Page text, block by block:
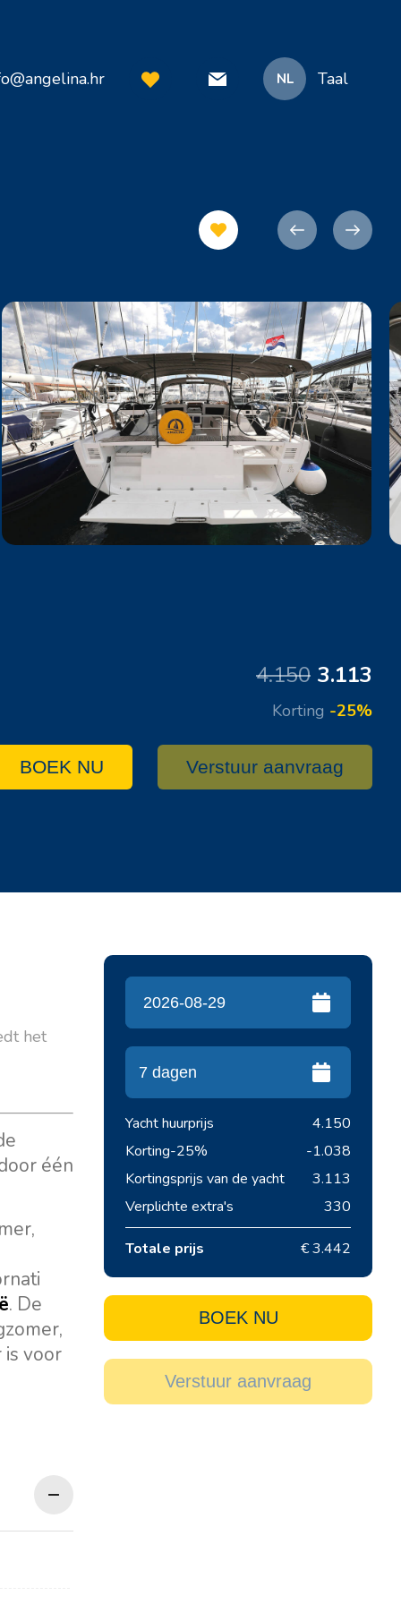
NL Taal
4.150 3.113
Korting -25%
BOEK NU Verstuur aanvraag
het
één
. De
is voor
Yacht huurprijs
4.150
Korting-25%
-1.038
Kortingsprijs van de yacht
3.113
Verplichte extra's
330
Totale prijs € 3.442
BOEK NU
Verstuur aanvraag